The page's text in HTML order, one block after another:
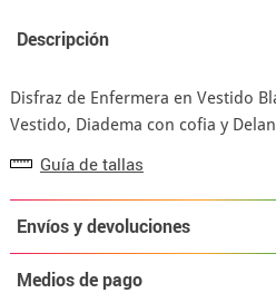
Descripción
Disfraz de Enfermera en Vestido
Vestido, Diadema con cofia y
Guía de tallas
Envíos y devoluciones
Medios de pago